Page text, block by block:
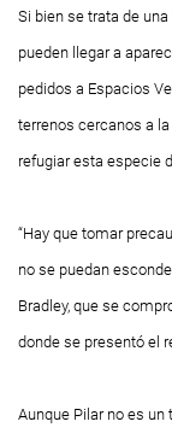
Si bien se trata de
pueden llegar a
pedidos a Espacios
terrenos cercanos a
refugiar esta especie
“Hay que tomar
no se puedan
Bradley, que se
donde se presentó el
Aunque Pilar no es un